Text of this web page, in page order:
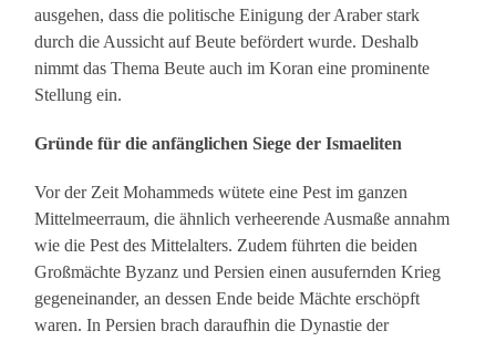
ausgehen, dass die politische Einigung der Araber stark
durch die Aussicht auf Beute befördert wurde. Deshalb
nimmt das Thema Beute auch im Koran eine prominente
Stellung ein.
Gründe für die anfänglichen Siege der Ismaeliten
Vor der Zeit Mohammeds wütete eine Pest im ganzen
Mittelmeerraum, die ähnlich verheerende Ausmaße annahm
wie die Pest des Mittelalters. Zudem führten die beiden
Großmächte Byzanz und Persien einen ausufernden Krieg
gegeneinander, an dessen Ende beide Mächte erschöpft
waren. In Persien brach daraufhin die Dynastie der